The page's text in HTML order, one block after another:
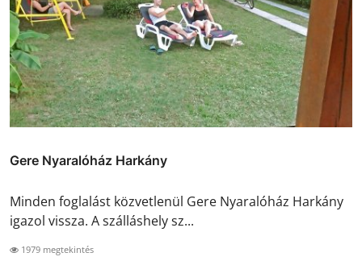
Gere Nyaralóház Harkány
Minden foglalást közvetlenül Gere Nyaralóház Harkány
igazol vissza. A szálláshely sz...
1979 megtekintés